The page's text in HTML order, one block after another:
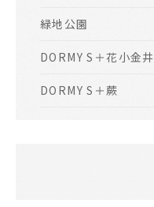
緑地公園
DORMY S＋花小金井
DORMY S＋蕨